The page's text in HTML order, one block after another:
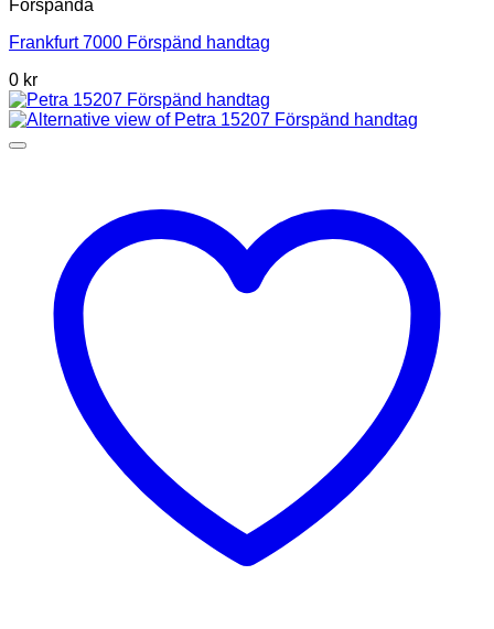
Förspända
Frankfurt 7000 Förspänd handtag
0 kr